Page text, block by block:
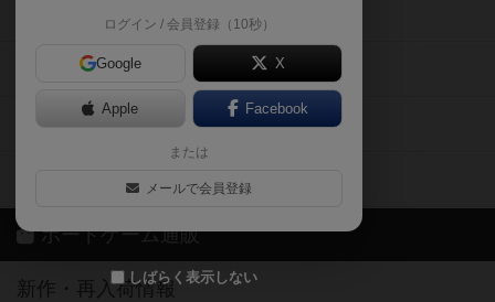
ログイン / 会員登録（10秒）
Google X
Apple Facebook
または
メールで会員登録
しばらく表示しない
掲示板・トピックス
ボドとも・会員一覧
ボードゲーム業界コラム
ボドゲーマご利用案内
ボードゲーム通販
新作・再入荷情報